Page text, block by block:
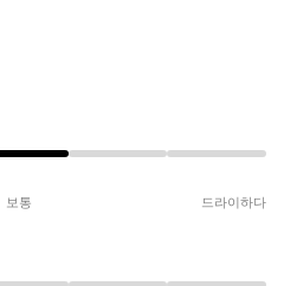
보통 드라이하다